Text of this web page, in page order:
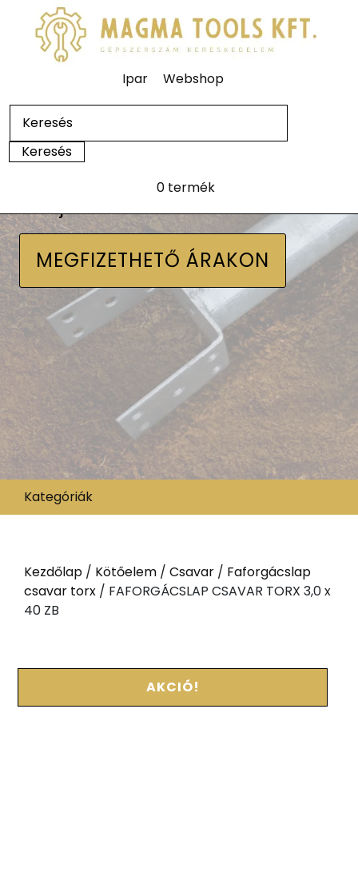
Ipar Webshop
0 termék
MEGFIZETHETŐ ÁRAKON
Kategóriák
Kezdőlap / Kötőelem / Csavar / Faforgácslap
csavar torx / FAFORGÁCSLAP CSAVAR TORX 3,0 x
40 ZB
AKCIÓ!